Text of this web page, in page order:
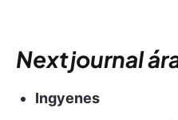
Nextjournal
Ingyenes